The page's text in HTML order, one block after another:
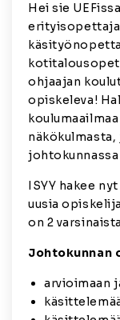
Hei sie
ohjaajan
opiskeleva!
näkökulmasta,
ISYY hakee
uusia
on 2
Johtokunnan
arvioimaan